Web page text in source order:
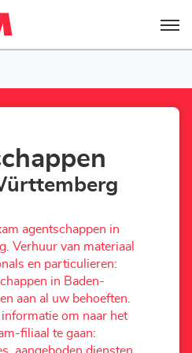
Menu
agentschappen in
Verhuur van materiaal
en particulieren:
in Baden-
aan al uw behoeften.
om naar het
filiaal te gaan: